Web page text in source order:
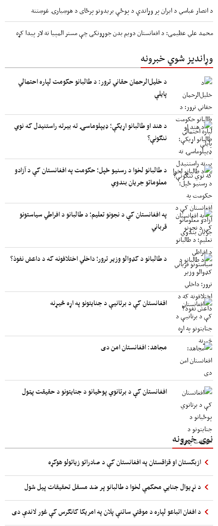
د انصار عباسي د ایران پر وړاندې د پوځې بریدونو پرځای د هوښیارۍ غوښتنه
محمد علي عظیمی: د افغانستان دویم بدن جوړونکی چې مستر المپیا ته لار پیدا کړه
وړاندیز شوي خبرونه
د خلیل‌الرحمان حقاني ترور: د طالبانو حکومت لپاره احتمالي
پایلې
د هند او طالبانو اړیکې؛ ډیپلوماسۍ ته بیرته راستنیدل که نوي
ننګونې؟
د طالبانو لخوا د رسنیو ځپل؛ حکومت په افغانستان کې د آزادو
معلوماتو جریان بندوي
په افغانستان کې د نجونو تعلیم؛ د طالبانو د افراطي سیاستونو
قرباني
د طالبانو د کډوالو وزیر ترور؛ داخلي اختلافونه که د داعش نفوذ؟
افغانستان کې د برتانیې د جنایتونو په اړه څیړنه
مجاهد: افغانستان امن دی
افغانستان کې د برتانوي پوځیانو د جنایتونو د حقیقت پټول
نوی خبرونه
ازبکستان او قزاقستان په افغانستان کې د صادراتو زیاتولو هوکړه
د نړیوال جنایي محکمې لخوا د طالبانو پر ضد مسقل تحقیقات پیل شول
د افغان اتباعو لپاره د موقتي ساتنې پلان په امریکا کانګرس کې غور لاندې دی